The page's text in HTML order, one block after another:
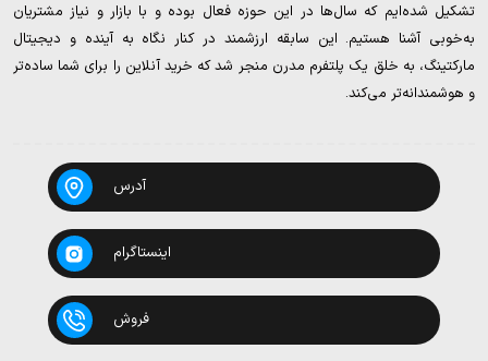
تشکیل شده‌ایم که سال‌ها در این حوزه فعال بوده و با بازار و نیاز مشتریان
به‌خوبی آشنا هستیم. این سابقه ارزشمند در کنار نگاه به آینده و دیجیتال
مارکتینگ، به خلق یک پلتفرم مدرن منجر شد که خرید آنلاین را برای شما ساده‌تر
و هوشمندانه‌تر می‌کند.
آدرس
اینستاگرام
فروش